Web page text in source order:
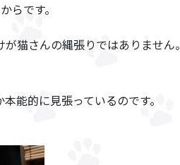
らです。
猫さんの縄張りではありません。
本能的に見張っているのです。